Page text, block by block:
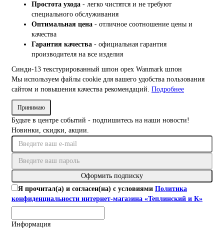
Простота ухода - легко чистятся и не требуют
специального обслуживания
Оптимальная цена - отличное соотношение цены и
качества
Гарантия качества - официальная гарантия
производителя на все изделия
Синди-13 текстурированный шпон орех Wanmark шпон
Мы используем файлы cookie для вашего удобства пользования
сайтом и повышения качества рекомендаций. Подробнее
Принимаю
Будьте в центре событий - подпишитесь на наши новости!
Новинки, скидки, акции.
Оформить подписку
Я прочитал(а) и согласен(на) с условиями Политика
конфиденциальности интернет-магазина «Теплинский и К»
Информация